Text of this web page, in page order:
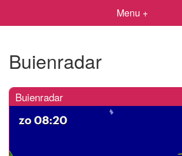
Menu +
Buienradar
Buienradar